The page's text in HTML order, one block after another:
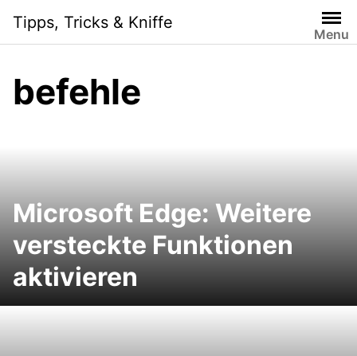
i
Tipps, Tricks & Kniffe
Menu
befehle
Microsoft Edge: Weitere
versteckte Funktionen
aktivieren